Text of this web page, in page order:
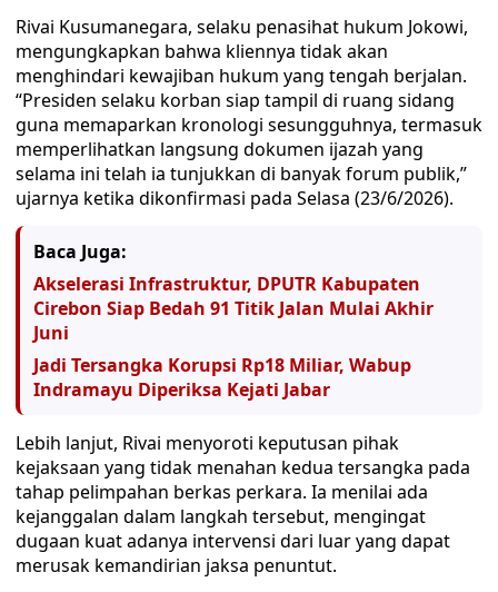
Rivai Kusumanegara, selaku penasihat hukum Jokowi,
mengungkapkan bahwa kliennya tidak akan
menghindari kewajiban hukum yang tengah berjalan.
“Presiden selaku korban siap tampil di ruang sidang
guna memaparkan kronologi sesungguhnya, termasuk
memperlihatkan langsung dokumen ijazah yang
selama ini telah ia tunjukkan di banyak forum publik,”
ujarnya ketika dikonfirmasi pada Selasa (23/6/2026).
Baca Juga:
Akselerasi Infrastruktur, DPUTR Kabupaten
Cirebon Siap Bedah 91 Titik Jalan Mulai Akhir
Juni
Jadi Tersangka Korupsi Rp18 Miliar, Wabup
Indramayu Diperiksa Kejati Jabar
Lebih lanjut, Rivai menyoroti keputusan pihak
kejaksaan yang tidak menahan kedua tersangka pada
tahap pelimpahan berkas perkara. Ia menilai ada
kejanggalan dalam langkah tersebut, mengingat
dugaan kuat adanya intervensi dari luar yang dapat
merusak kemandirian jaksa penuntut.